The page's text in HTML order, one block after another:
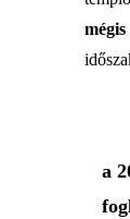
a